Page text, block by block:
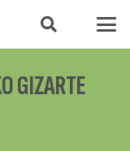
GIZARTE